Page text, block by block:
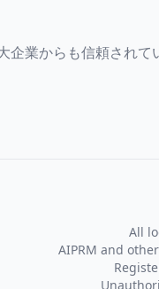
企業からも信頼されて
All
AIPRM and